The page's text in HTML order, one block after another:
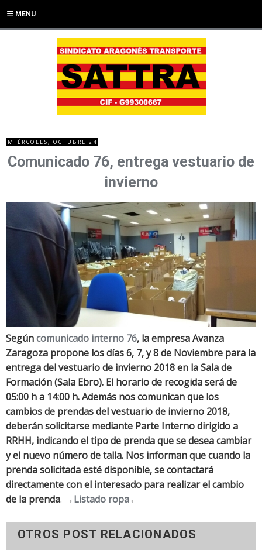
MENU
MIÉRCOLES, OCTUBRE 24
Comunicado 76, entrega vestuario de
invierno
Segúncomunicado interno 76, la empresa Avanza
Zaragoza propone los días 6, 7, y 8 de Noviembre para la
entrega del vestuario de invierno 2018 en la Sala de
Formación (Sala Ebro). El horario de recogida será de
05:00 h a 14:00 h. Además nos comunican que los
cambios de prendas del vestuario de invierno 2018,
deberán solicitarse mediante Parte Interno dirigido a
RRHH, indicando el tipo de prenda que se desea cambiar
y el nuevo número de talla. Nos informan que cuando la
prenda solicitada esté disponible, se contactará
directamente con el interesado para realizar el cambio
de la prenda. →Listado ropa←
OTROS POST RELACIONADOS